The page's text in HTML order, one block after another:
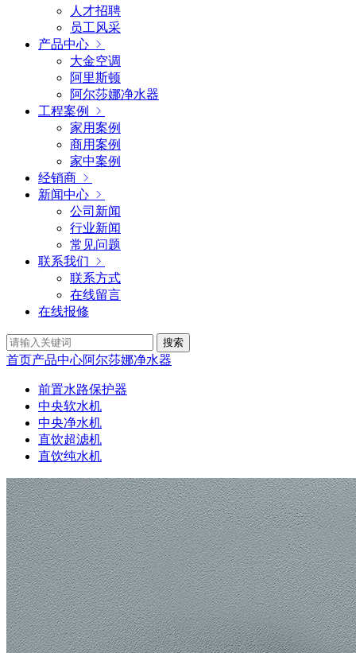
人才招聘
员工风采
产品中心
大金空调
阿里斯顿
阿尔莎娜净水器
工程案例
家用案例
商用案例
家中案例
经销商
新闻中心
公司新闻
行业新闻
常见问题
联系我们
联系方式
在线留言
在线报修
搜索
首页产品中心阿尔莎娜净水器
前置水路保护器
中央软水机
中央净水机
直饮超滤机
直饮纯水机